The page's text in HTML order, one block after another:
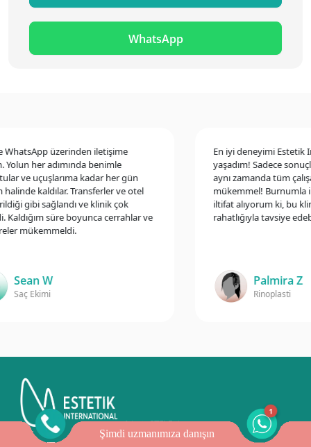
WhatsApp
üzerinden iletişime
her adımında benimle
ve uçuşlarıma kadar her gün
kaldılar. Transferler ve otel
gibi sağlandı ve klinik çok
süre boyunca cerrahlar ve
mükemmeldi.
W
Ekimi
En iyi deneyimi Estetik
yaşadım! Sadece
aynı zamanda tüm
mükemmel! Burnumla
iltifat alıyorum ki, bu
rahatlığıyla tavsiye
Palmira Z
Rinoplasti
1
Şimdi uzmanımıza danışın